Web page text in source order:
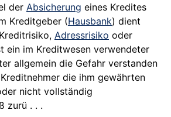
der Absicherung eines Kredites
Kreditgeber (Hausbank) dient
Adressrisiko oder
ein im Kreditwesen verwendeter
allgemein die Gefahr verstanden
die ihm gewährten
nicht vollständig
zurü . . .